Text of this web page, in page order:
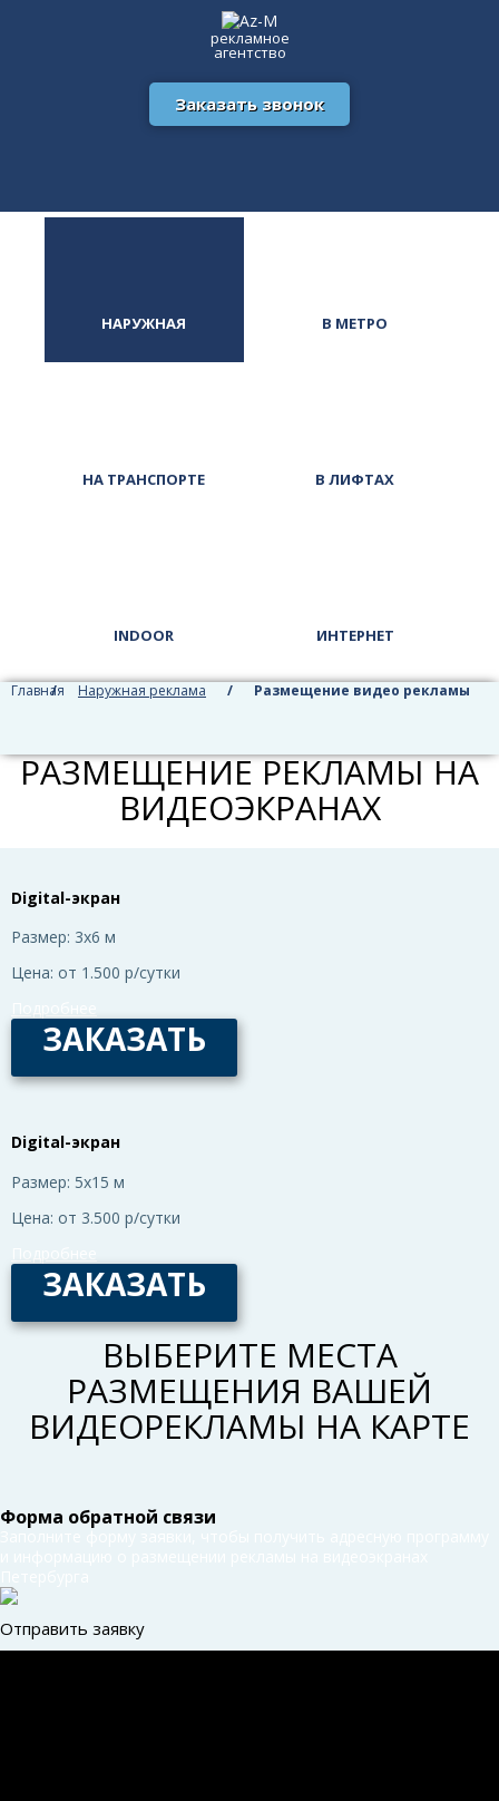
рекламное
агентство
Заказать звонок
НАРУЖНАЯ В МЕТРО
НА ТРАНСПОРТЕ В ЛИФТАХ
INDOOR ИНТЕРНЕТ
Главная
/ Наружная реклама / Размещение видео рекламы
РАЗМЕЩЕНИЕ РЕКЛАМЫ НА
ВИДЕОЭКРАНАХ
Digital-экран
Размер: 3x6 м
Цена: от 1.500 р/сутки
Подробнее
ЗАКАЗАТЬ
Digital-экран
Размер: 5x15 м
Цена: от 3.500 р/сутки
ЗАКАЗАТЬ
ВЫБЕРИТЕ МЕСТА
РАЗМЕЩЕНИЯ ВАШЕЙ
ВИДЕОРЕКЛАМЫ НА КАРТЕ
Форма обратной связи
Отправить заявку